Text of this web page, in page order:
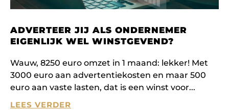
ADVERTEER JIJ ALS ONDERNEMER
EIGENLIJK WEL WINSTGEVEND?
Wauw, 8250 euro omzet in 1 maand: lekker! Met
3000 euro aan advertentiekosten en maar 500
euro aan vaste lasten, dat is een winst voor
LEES VERDER